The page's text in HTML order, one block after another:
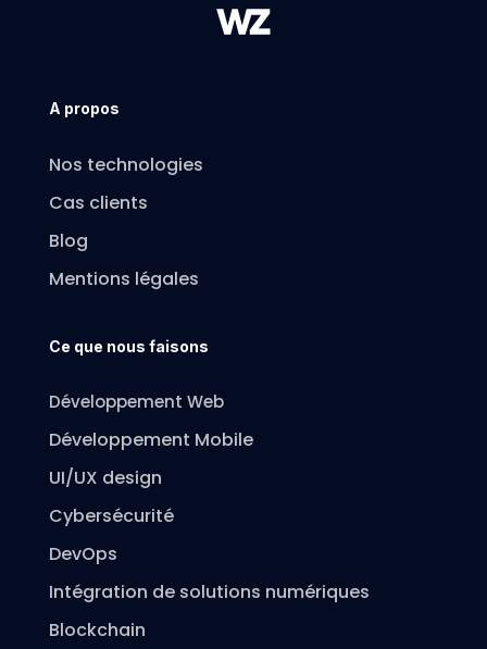
A propos
Nos technologies
Cas clients
Blog
Mentions légales
Ce que nous faisons
Développement Web
Développement Mobile
UI/UX design
Cybersécurité
DevOps
Intégration de solutions numériques
Blockchain